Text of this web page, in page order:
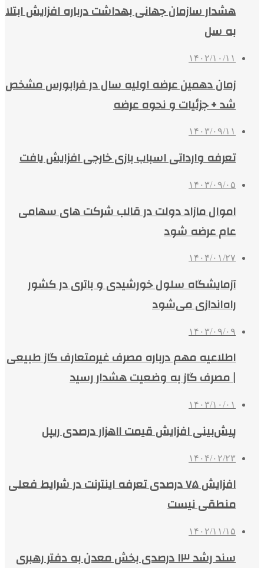
هشدار سازمان جهانی بهداشت درباره افزایش ابتلا
به سل
۱۴۰۲/۱۰/۱۱
زمان دهمین عرضه اولیه سال در فرابورس مشخص
شد + جزئیات و نحوه عرضه
۱۴۰۳/۰۹/۱۱
تعرفه وارداتی اسباب بازی خارجی افزایش یافت
۱۴۰۳/۰۹/۰۵
اموال مازاد دولت در قالب شرکت های سهامی
عام عرضه شود
۱۴۰۴/۰۱/۲۷
آزمایشگاه سلول خورشیدی و باتری در کشور
راه‌اندازی می‌شود
۱۴۰۳/۰۹/۰۹
اطلاعیه‌ مهم درباره مصرف غیرمتعارف گاز طبیعی
| مصرف گاز به وضعیت هشدار رسید
۱۴۰۳/۱۰/۰۱
پیش‌بینی افزایش قیمت ۱۱هزار درصدی ریپل
۱۴۰۴/۰۲/۲۳
افزایش ۷۵ درصدی تعرفه اینترنت در شرایط فعلی
منطقی نیست
۱۴۰۲/۱۱/۱۵
سند رشد ۱۳ درصدی بخش معدن به دفتر رهبری